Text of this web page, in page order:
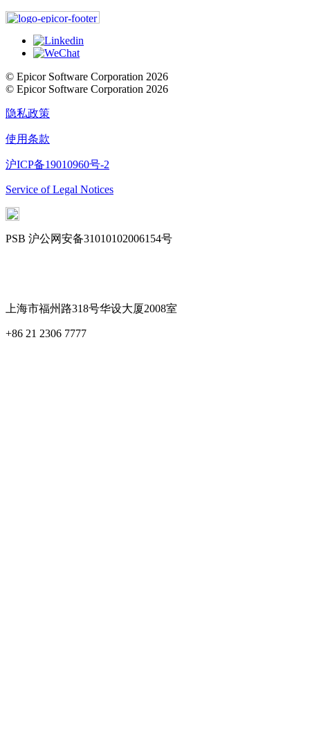
© Epicor Software Corporation 2026
© Epicor Software Corporation 2026
隐私政策
使用条款
沪ICP备19010960号-2
Service of Legal Notices
PSB 沪公网安备31010102006154号
上海市福州路318号华设大厦2008室
+86 21 2306 7777